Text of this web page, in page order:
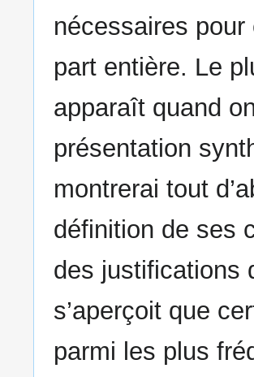
nécessaires
part entière. Le
apparaît quand
présentation
montrerai tout
définition de ses
des justifications
s’aperçoit que
parmi les plus